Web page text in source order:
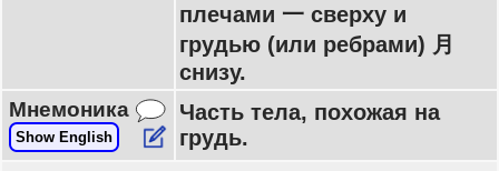
плечами 一 сверху и
грудью (или ребрами) 月
снизу.
Мнемоника
Show English
Часть тела, похожая на
грудь.